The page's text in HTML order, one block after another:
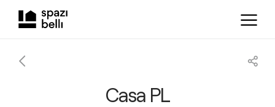
Casa PL